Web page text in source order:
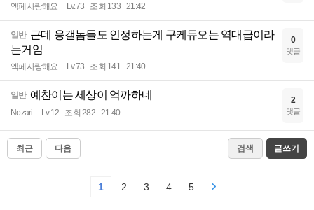
엑페사랑해요 Lv.73 조회 133 21:42
일반 근데 응갤놈들도 인정하는게 구케듀오는 역대급이라
는거임
엑페사랑해요 Lv.73 조회 141 21:40
0
댓글
일반 예찬이는 세상이 억까하네
Nozari Lv.12 조회 282 21:40
2
댓글
최근 다음 검색 글쓰기
1 2 3 4 5